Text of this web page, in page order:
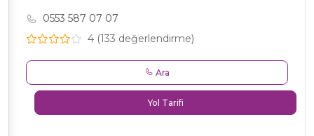
0553 587 07 07
4 (133 değerlendirme)
Ara
Yol Tarifi